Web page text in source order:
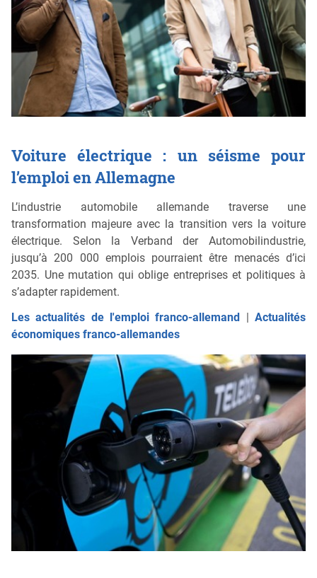
Voiture électrique : un séisme pour
l’emploi en Allemagne
L’industrie automobile allemande traverse une
transformation majeure avec la transition vers la voiture
électrique. Selon la Verband der Automobilindustrie,
jusqu’à 200 000 emplois pourraient être menacés d’ici
2035. Une mutation qui oblige entreprises et politiques à
s’adapter rapidement.
Les actualités de l'emploi franco-allemand
|Actualités
économiques franco-allemandes